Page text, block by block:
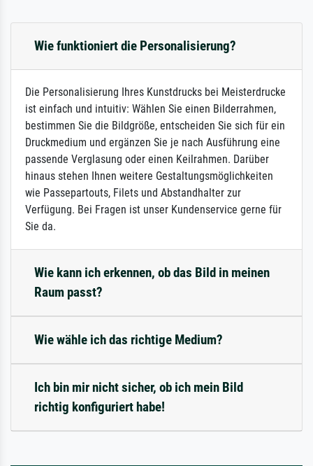
Wie funktioniert die Personalisierung?
Die Personalisierung Ihres Kunstdrucks bei Meisterdrucke
ist einfach und intuitiv: Wählen Sie einen Bilderrahmen,
bestimmen Sie die Bildgröße, entscheiden Sie sich für ein
Druckmedium und ergänzen Sie je nach Ausführung eine
passende Verglasung oder einen Keilrahmen. Darüber
hinaus stehen Ihnen weitere Gestaltungsmöglichkeiten
wie Passepartouts, Filets und Abstandhalter zur
Verfügung. Bei Fragen ist unser Kundenservice gerne für
Sie da.
Wie kann ich erkennen, ob das Bild in meinen
Raum passt?
Wie wähle ich das richtige Medium?
Ich bin mir nicht sicher, ob ich mein Bild
richtig konfiguriert habe!